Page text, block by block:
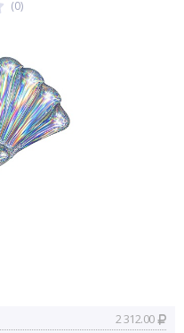
(0)
2 312.00